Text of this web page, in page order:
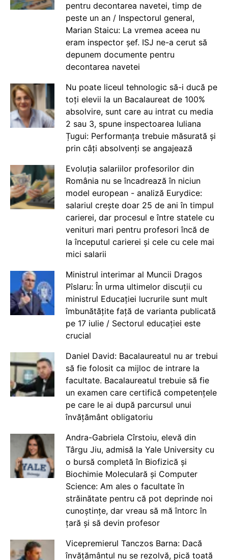
pentru decontarea navetei, timp de
peste un an / Inspectorul general,
Marian Staicu: La vremea aceea nu
eram inspector șef. ISJ ne-a cerut să
depunem documente pentru
decontarea navetei
Nu poate liceul tehnologic să-i ducă pe
toți elevii la un Bacalaureat de 100%
absolvire, sunt care au intrat cu media
2 sau 3, spune inspectoarea Iuliana
Țugui: Performanța trebuie măsurată și
prin câți absolvenți se angajează
Evoluția salariilor profesorilor din
România nu se încadrează în niciun
model european - analiză Eurydice:
salariul crește doar 25 de ani în timpul
carierei, dar procesul e între statele cu
venituri mari pentru profesori încă de
la începutul carierei și cele cu cele mai
mici salarii
Ministrul interimar al Muncii Dragos
Pîslaru: În urma ultimelor discuții cu
ministrul Educației lucrurile sunt mult
îmbunătățite față de varianta publicată
pe 17 iulie / Sectorul educației este
crucial
Daniel David: Bacalaureatul nu ar trebui
să fie folosit ca mijloc de intrare la
facultate. Bacalaureatul trebuie să fie
un examen care certifică competențele
pe care le ai după parcursul unui
învățământ obligatoriu
Andra-Gabriela Cîrstoiu, elevă din
Târgu Jiu, admisă la Yale University cu
o bursă completă în Biofizică și
Biochimie Moleculară și Computer
Science: Am ales o facultate în
străinătate pentru că pot deprinde noi
cunoștințe, dar vreau să mă întorc în
țară și să devin profesor
Vicepremierul Tanczos Barna: Dacă
învățământul nu se rezolvă, pică toată